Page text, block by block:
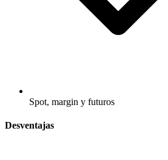
Spot, margin y futuros
Desventajas